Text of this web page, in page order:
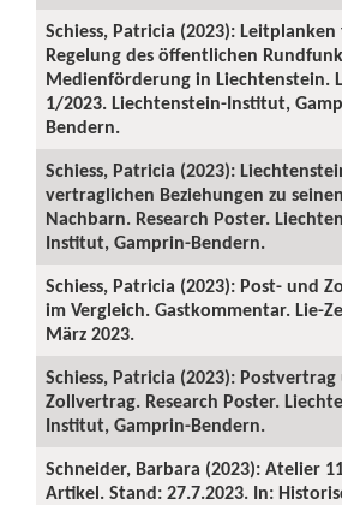
Schiess, Patricia (2023):
Regelung des öffentlichen
Medienförderung in Liechtenstein.
1/2023. Liechtenstein-Institut,
Bendern.
Schiess, Patricia (2023):
vertraglichen Beziehungen zu seinen
Nachbarn. Research Poster.
Institut, Gamprin-Bendern.
Schiess, Patricia (2023): Post- und
im Vergleich. Gastkommentar. Lie-
März 2023.
Schiess, Patricia (2023): Postvertrag
Zollvertrag. Research Poster.
Institut, Gamprin-Bendern.
Schneider, Barbara (2023): Atelier
Artikel. Stand: 27.7.2023. In: